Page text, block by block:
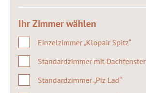
Ihr Zimmer wählen
Einzelzimmer „Klopair Spitz“
Standardzimmer mit Dachfenster
Standardzimmer „Piz Lad“